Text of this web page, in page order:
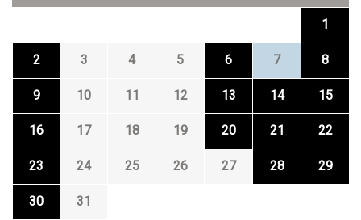
1
2 3 4 5 6 7 8
9 10 11 12 13 14 15
16 17 18 19 20 21 22
23 24 25 26 27 28 29
30
31